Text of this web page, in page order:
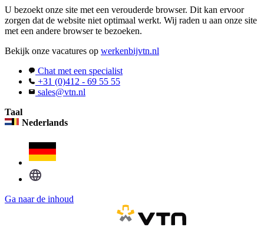
U bezoekt onze site met een verouderde browser. Dit kan ervoor
zorgen dat de website niet optimaal werkt. Wij raden u aan onze site
met een andere browser te bezoeken.
Bekijk onze vacatures op werkenbijvtn.nl
Chat met een specialist
+31 (0)412 - 69 55 55
sales@vtn.nl
Taal
Nederlands
Ga naar de inhoud